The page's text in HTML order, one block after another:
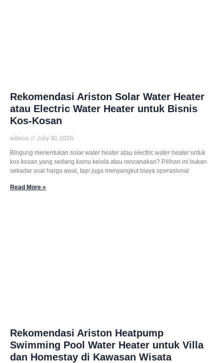
Rekomendasi Ariston Solar Water Heater
atau Electric Water Heater untuk Bisnis
Kos-Kosan
admin July 30, 2026
Bingung menentukan solar water heater atau electric water heater untuk
kos kosan yang sedang kamu kelola atau rencanakan? Pilihan ini bukan
sekadar soal harga awal, tapi juga menyangkut biaya operasional
Read More »
Rekomendasi Ariston Heatpump
Swimming Pool Water Heater untuk Villa
dan Homestay di Kawasan Wisata